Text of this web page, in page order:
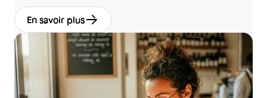
En savoir plus